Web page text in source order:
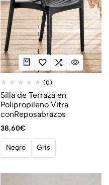
(0)
Silla de Terraza en
Polipropileno Vitra
conReposabrazos
38,60€
Negro Gris